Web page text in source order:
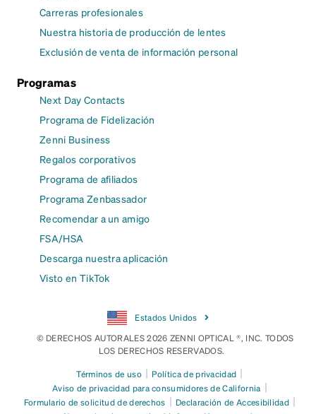
Carreras profesionales
Nuestra historia de producción de lentes
Exclusión de venta de información personal
Programas
Next Day Contacts
Programa de Fidelización
Zenni Business
Regalos corporativos
Programa de afiliados
Programa Zenbassador
Recomendar a un amigo
FSA/HSA
Descarga nuestra aplicación
Visto en TikTok
Estados Unidos
© DERECHOS AUTORALES 2026 ZENNI OPTICAL ®, INC. TODOS
LOS DERECHOS RESERVADOS.
Términos de uso | Política de privacidad |
Aviso de privacidad para consumidores de California |
Formulario de solicitud de derechos | Declaración de Accesibilidad |